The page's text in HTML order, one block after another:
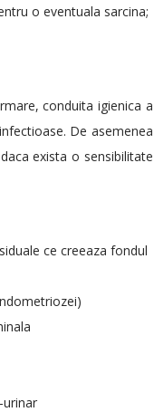
o eventuala sarcina;
conduita igienica a
De asemenea
exista o sensibilitate
ce creeaza fondul